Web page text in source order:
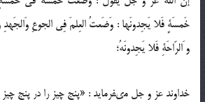
خَمسَةٍ فَلا يَجِدونَها : وَضَعتُ العِلمَ فِي الجوعِ وَالجَهدِ و
و َالرّاحَةِ فَلا يَجِدونَهُ؛
خداوند عز و جل مى‏فرمايد : «پنج چيز را در پنج چيز